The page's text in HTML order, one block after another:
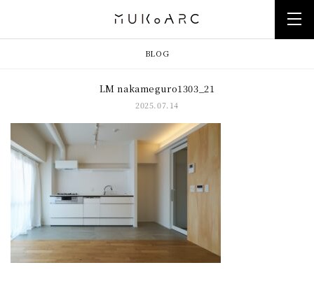
BLOG
LM nakameguro1303_21
2025.07.14